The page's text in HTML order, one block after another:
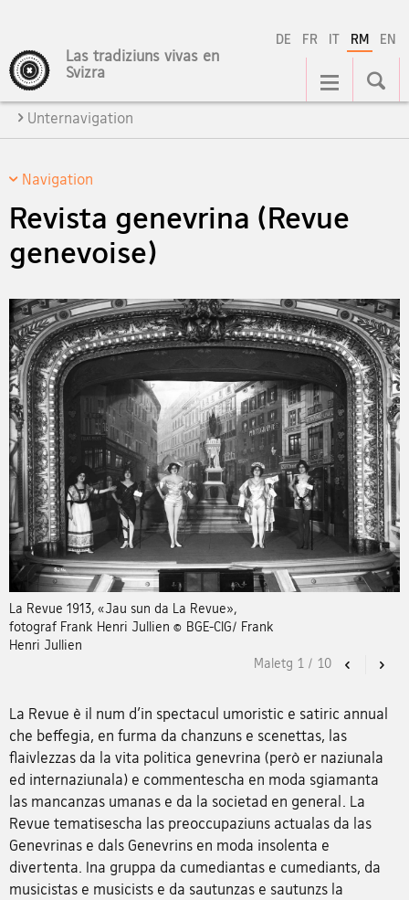
DE FR IT RM EN
Las tradiziuns vivas en
Svizra
Hauptnavigation
Unternavigation
Navigation
Revista genevrina (Revue
genevoise)
La Revue 1913, «Jau sun da La Revue»,
fotograf Frank Henri Jullien © BGE-CIG/ Frank
Henri Jullien
Previous
Maletg 1 / 10
La Revue è il num d’in spectacul umoristic e satiric annual
che beffegia, en furma da chanzuns e scenettas, las
flaivlezzas da la vita politica genevrina (però er naziunala
ed internaziunala) e commentescha en moda sgiamanta
las mancanzas umanas e da la societad en general. La
Revue tematisescha las preoccupaziuns actualas da las
Genevrinas e dals Genevrins en moda insolenta e
divertenta. Ina gruppa da cumediantas e cumediants, da
musicistas e musicists e da sautunzas e sautunzs la